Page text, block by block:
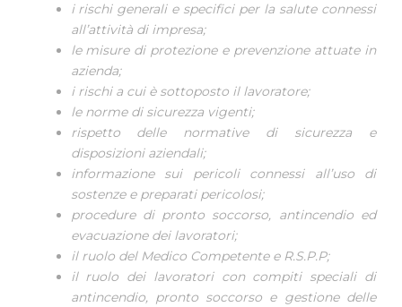
i rischi generali e specifici per la salute connessi
all’attività di impresa;
le misure di protezione e prevenzione attuate in
azienda;
i rischi a cui è sottoposto il lavoratore;
le norme di sicurezza vigenti;
rispetto delle normative di sicurezza e
disposizioni aziendali;
informazione sui pericoli connessi all’uso di
sostenze e preparati pericolosi;
procedure di pronto soccorso, antincendio ed
evacuazione dei lavoratori;
il ruolo del Medico Competente e R.S.P.P;
il ruolo dei lavoratori con compiti speciali di
antincendio, pronto soccorso e gestione delle